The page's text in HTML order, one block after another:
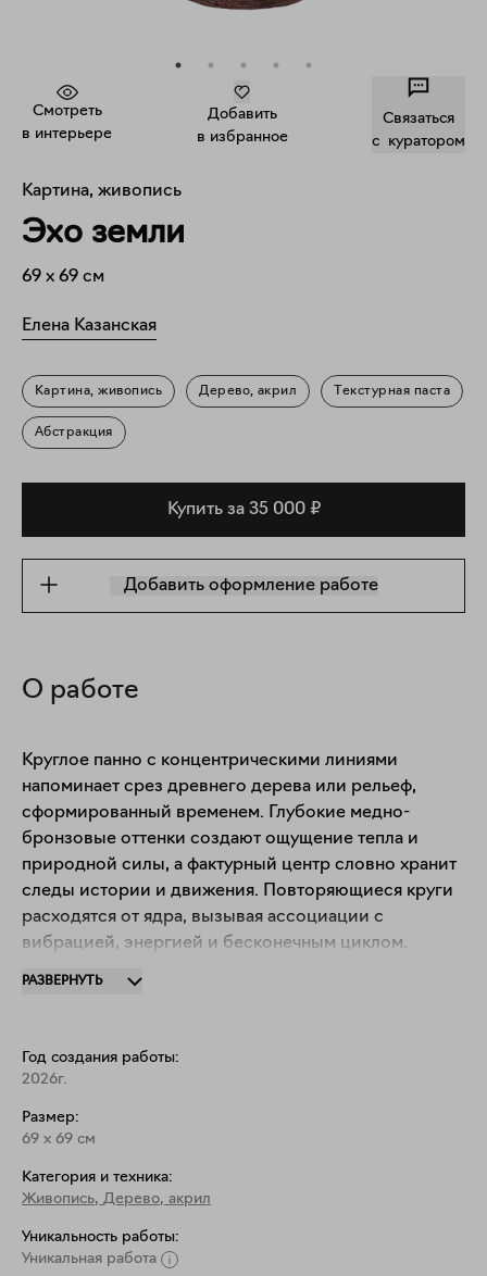
Смотреть
в интерьере
Добавить
в избранное
Связаться
c куратором
Картина, живопись
Эхо земли
69 x 69 см
Елена Казанская
Картина, живопись Дерево, акрил Текстурная паста
Абстракция
Купить за 35 000 ₽
Добавить оформление работе
О работе
Круглое панно с концентрическими линиями
напоминает срез древнего дерева или рельеф,
сформированный временем. Глубокие медно-
бронзовые оттенки создают ощущение тепла и
природной силы, а фактурный центр словно хранит
следы истории и движения. Повторяющиеся круги
расходятся от ядра, вызывая ассоциации с
вибрацией, энергией и бесконечным циклом.
атмосферу.
РАЗВЕРНУТЬ
Год создания работы:
2026г.
Размер:
69 x 69 см
Категория и техника:
Живопись, Дерево, акрил
Уникальность работы:
Уникальная работа